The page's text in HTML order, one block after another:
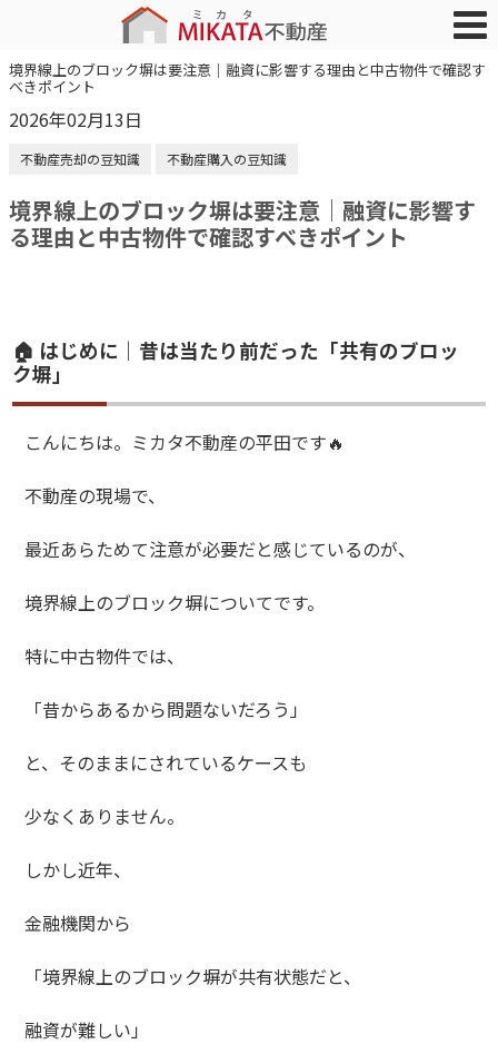
境界線上のブロック塀は要注意｜融資に影響する理由と中古物件で確認す
べきポイント
2026年02月13日
不動産売却の豆知識 不動産購入の豆知識
境界線上のブロック塀は要注意｜融資に影響す
る理由と中古物件で確認すべきポイント
🏠 はじめに｜昔は当たり前だった「共有のブロッ
ク塀」
こんにちは。ミカタ不動産の平田です🔥
不動産の現場で、
最近あらためて注意が必要だと感じているのが、
境界線上のブロック塀についてです。
特に中古物件では、
「昔からあるから問題ないだろう」
と、そのままにされているケースも
少なくありません。
しかし近年、
金融機関から
「境界線上のブロック塀が共有状態だと、
融資が難しい」